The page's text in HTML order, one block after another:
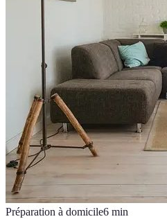
Préparation à domicile6 min